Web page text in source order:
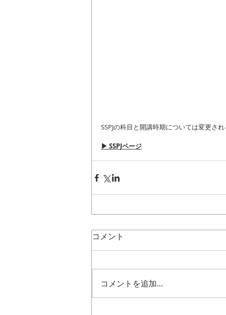
SSPJの科目と開講時期については変更さ
▶ SSPJページ
コメント
コメントを追加…